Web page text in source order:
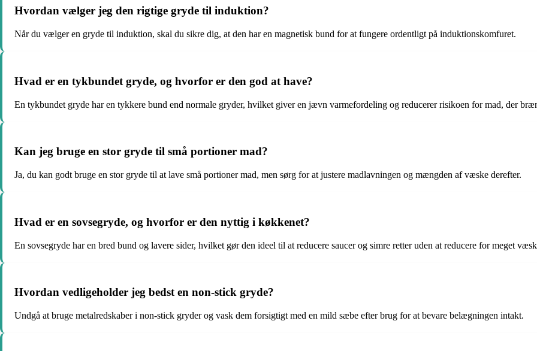
Hvordan vælger jeg den rigtige gryde til induktion?
Når du vælger en gryde til induktion, skal du sikre dig, at den har en magnetisk bund for at fungere ordentligt på induktionskomfuret.
Hvad er en tykbundet gryde, og hvorfor er den god at have?
En tykbundet gryde har en tykkere bund end normale gryder, hvilket giver en jævn varmefordeling og reducerer risikoen for mad, der
Kan jeg bruge en stor gryde til små portioner mad?
Ja, du kan godt bruge en stor gryde til at lave små portioner mad, men sørg for at justere madlavningen og mængden af væske derefter.
Hvad er en sovsegryde, og hvorfor er den nyttig i køkkenet?
En sovsegryde har en bred bund og lavere sider, hvilket gør den ideel til at reducere saucer og simre retter uden at reducere for meget
Hvordan vedligeholder jeg bedst en non-stick gryde?
Undgå at bruge metalredskaber i non-stick gryder og vask dem forsigtigt med en mild sæbe efter brug for at bevare belægningen intakt.